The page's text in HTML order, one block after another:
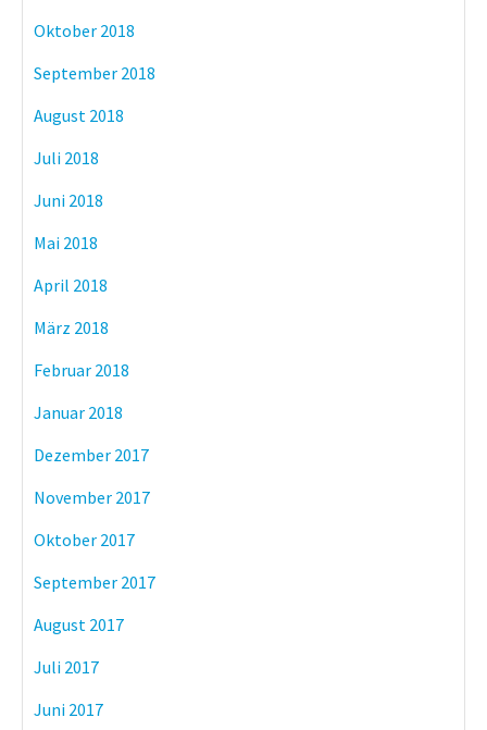
Oktober 2018
September 2018
August 2018
Juli 2018
Juni 2018
Mai 2018
April 2018
März 2018
Februar 2018
Januar 2018
Dezember 2017
November 2017
Oktober 2017
September 2017
August 2017
Juli 2017
Juni 2017